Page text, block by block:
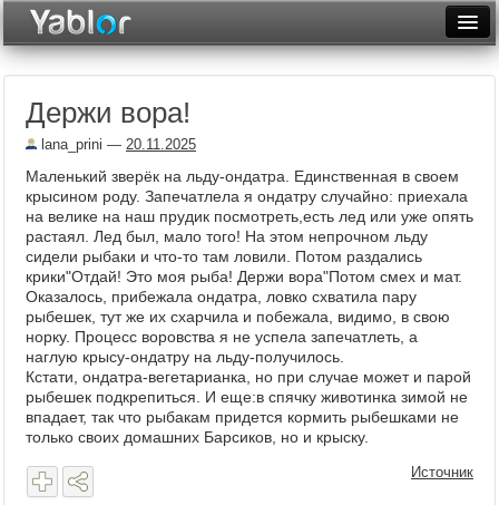
Рейтинги
Архив
Фототоп
Видеотоп
Держи вора!
lana_prini — 20.11.2025
Маленький зверёк на льду-ондатра. Единственная в своем
крысином роду. Запечатлела я ондатру случайно: приехала
на велике на наш прудик посмотреть,есть лед или уже опять
растаял. Лед был, мало того! На этом непрочном льду
сидели рыбаки и что-то там ловили. Потом раздались
крики"Отдай! Это моя рыба! Держи вора"Потом смех и мат.
Оказалось, прибежала ондатра, ловко схватила пару
рыбешек, тут же их схарчила и побежала, видимо, в свою
норку. Процесс воровства я не успела запечатлеть, а
наглую крысу-ондатру на льду-получилось.
Кстати, ондатра-вегетарианка, но при случае может и парой
рыбешек подкрепиться. И еще:в спячку животинка зимой не
впадает, так что рыбакам придется кормить рыбешками не
только своих домашних Барсиков, но и крыску.
Источник